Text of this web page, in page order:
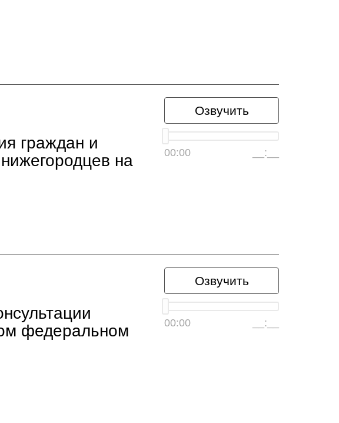
Озвучить
00:00 __:__
граждан и
на
Озвучить
00:00 __:__
федеральном